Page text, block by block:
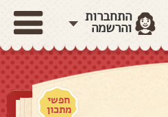
התחברות
והרשמה
חפשי
מתכון